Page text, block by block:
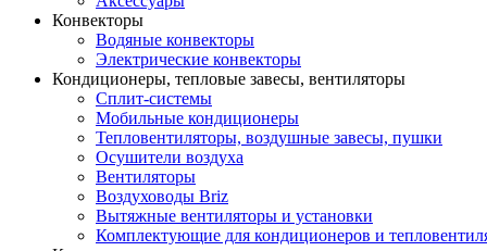
Конвекторы
Водяные конвекторы
Электрические конвекторы
Кондиционеры, тепловые завесы, вентиляторы
Сплит-системы
Мобильные кондиционеры
Тепловентиляторы, воздушные завесы, пушки
Осушители воздуха
Вентиляторы
Воздуховоды Briz
Вытяжные вентиляторы и установки
Комплектующие для кондиционеров и